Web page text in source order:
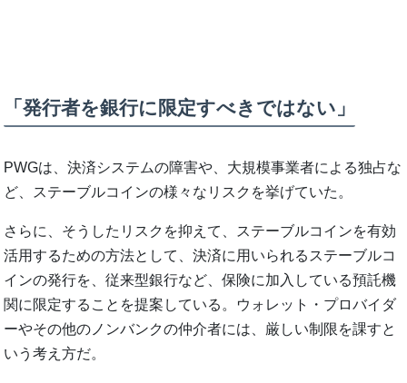
「発行者を銀行に限定すべきではない」
PWGは、決済システムの障害や、大規模事業者による独占な
ど、ステーブルコインの様々なリスクを挙げていた。
さらに、そうしたリスクを抑えて、ステーブルコインを有効
活用するための方法として、決済に用いられるステーブルコ
インの発行を、従来型銀行など、保険に加入している預託機
関に限定することを提案している。ウォレット・プロバイダ
ーやその他のノンバンクの仲介者には、厳しい制限を課すと
いう考え方だ。